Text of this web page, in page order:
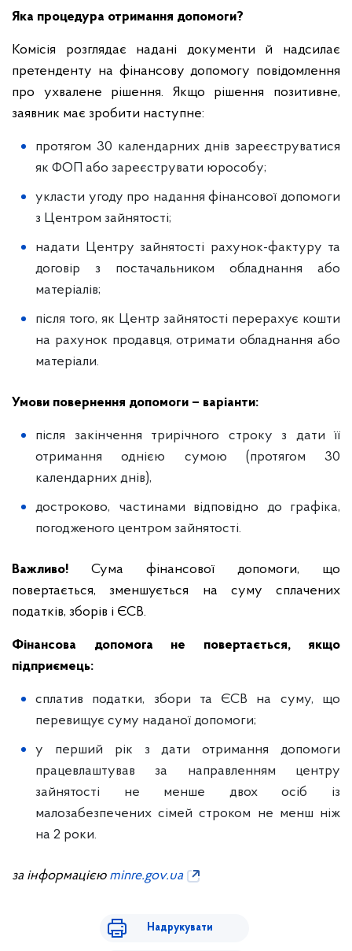
Яка процедура отримання допомоги?
Комісія розглядає надані документи й надсилає
претенденту на фінансову допомогу повідомлення
про ухвалене рішення. Якщо рішення позитивне,
заявник має зробити наступне:
протягом 30 календарних днів зареєструватися
як ФОП або зареєструвати юрособу;
укласти угоду про надання фінансової допомоги
з Центром зайнятості;
надати Центру зайнятості рахунок-фактуру та
договір з постачальником обладнання або
матеріалів;
після того, як Центр зайнятості перерахує кошти
на рахунок продавця, отримати обладнання або
матеріали.
Умови повернення допомоги – варіанти:
після закінчення трирічного строку з дати її
отримання однією сумою (протягом 30
календарних днів),
достроково, частинами відповідно до графіка,
погодженого центром зайнятості.
Важливо! Сума фінансової допомоги, що
повертається, зменшується на суму сплачених
податків, зборів і ЄСВ.
Фінансова допомога не повертається, якщо
підприємець:
сплатив податки, збори та ЄСВ на суму, що
перевищує суму наданої допомоги;
у перший рік з дати отримання допомоги
працевлаштував за направленням центру
зайнятості не менше двох осіб із
малозабезпечених сімей строком не менш ніж
на 2 роки.
за інформацією minre.gov.ua
Надрукувати